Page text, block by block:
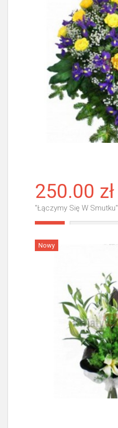
250.00 zł
"Łączymy Się W Smutku"
Nowy